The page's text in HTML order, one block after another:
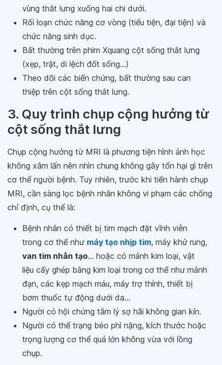
vùng thắt lưng xuống hai chi dưới.
Rối loạn chức năng cơ vòng (tiểu tiện, đại tiện) và
chức năng sinh dục.
Bất thường trên phim Xquang cột sống thắt lưng
(xẹp, trật, di lệch đốt sống...)
Theo dõi các biến chứng, bất thường sau can
thiệp trên cột sống thắt lưng.
3. Quy trình chụp cộng hưởng từ
cột sống thắt lưng
Chụp cộng hưởng từ MRI là phương tiện hình ảnh học
không xâm lấn nên nhìn chung không gây tổn hại gì trên
cơ thể người bệnh. Tuy nhiên, trước khi tiến hành chụp
MRI, cần sàng lọc bệnh nhân không vi phạm các chống
chỉ định, cụ thể là:
Bệnh nhân có thiết bị tim mạch đặt vĩnh viễn
trong cơ thể như máy tạo nhịp tim, máy khử rung,
van tim nhân tạo... hoặc có mảnh kim loại, vật
liệu cấy ghép bằng kim loại trong cơ thể như mảnh
đạn, các kẹp mạch máu, máy trợ thính, thiết bị
bơm thuốc tự động dưới da...
Người có hội chứng tâm lý sợ hãi không gian kín.
Người có thể trạng béo phì nặng, kích thước hoặc
trọng lượng cơ thể quá lớn không vừa với lồng
chụp.